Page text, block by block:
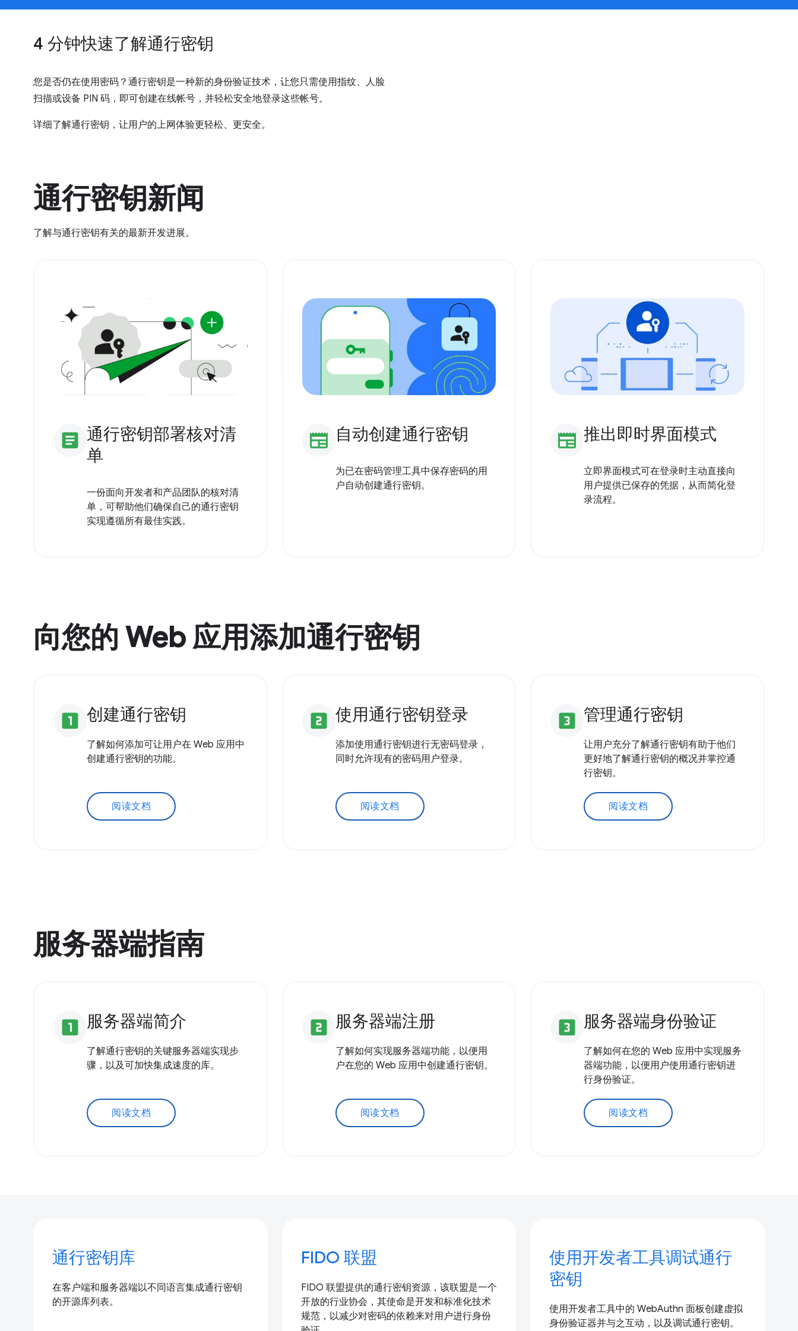
4 分钟快速了解通行密钥
您是否仍在使用密码？通行密钥是一种新的身份验证技术，让您只需使用指纹、人脸
扫描或设备 PIN 码，即可创建在线帐号，并轻松安全地登录这些帐号。
详细了解通行密钥，让用户的上网体验更轻松、更安全。
通行密钥新闻
了解与通行密钥有关的最新开发进展。
article 通行密钥部署核对清
单
一份面向开发者和产品团队的核对清
单，可帮助他们确保自己的通行密钥
实现遵循所有最佳实践。
newspaper 自动创建通行密钥
为已在密码管理工具中保存密码的用
户自动创建通行密钥。
newspaper 推出即时界面模式
立即界面模式可在登录时主动直接向
用户提供已保存的凭据，从而简化登
录流程。
向您的 Web 应用添加通行密钥
looks_one 创建通行密钥
了解如何添加可让用户在 Web 应用中
创建通行密钥的功能。
阅读文档
looks_two 使用通行密钥登录
添加使用通行密钥进行无密码登录，
同时允许现有的密码用户登录。
阅读文档
looks_3 管理通行密钥
让用户充分了解通行密钥有助于他们
更好地了解通行密钥的概况并掌控通
行密钥。
阅读文档
服务器端指南
looks_one 服务器端简介
了解通行密钥的关键服务器端实现步
骤，以及可加快集成速度的库。
阅读文档
looks_two 服务器端注册
了解如何实现服务器端功能，以便用
户在您的 Web 应用中创建通行密钥。
阅读文档
looks_3 服务器端身份验证
了解如何在您的 Web 应用中实现服务
器端功能，以便用户使用通行密钥进
行身份验证。
阅读文档
通行密钥库
在客户端和服务器端以不同语言集成通行密钥
的开源库列表。
FIDO 联盟
FIDO 联盟提供的通行密钥资源，该联盟是一个
开放的行业协会，其使命是开发和标准化技术
规范，以减少对密码的依赖来对用户进行身份
使用开发者工具调试通行
密钥
使用开发者工具中的 WebAuthn 面板创建虚拟
身份验证器并与之互动，以及调试通行密钥。